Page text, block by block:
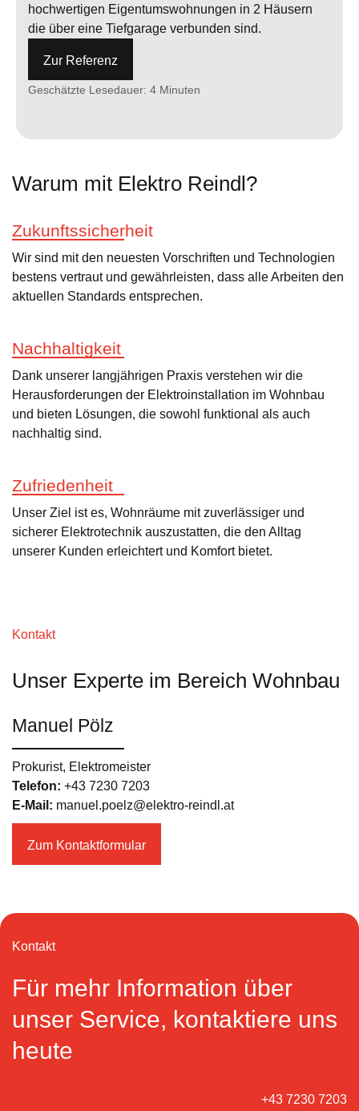
hochwertigen Eigentums­wohnungen in 2 Häusern
die über eine Tiefgarage verbunden sind.
Zur Referenz
Geschätzte Lesedauer: 4 Minuten
Warum mit Elektro Reindl?
Zukunftssicherheit
Wir sind mit den neuesten Vorschriften und Technologien
bestens vertraut und gewährleisten, dass alle Arbeiten den
aktuellen Standards entsprechen.
Nachhaltigkeit
Dank unserer langjährigen Praxis verstehen wir die
Herausforderungen der Elektroinstallation im Wohnbau
und bieten Lösungen, die sowohl funktional als auch
nachhaltig sind.
Zufriedenheit
Unser Ziel ist es, Wohnräume mit zuverlässiger und
sicherer Elektrotechnik auszustatten, die den Alltag
unserer Kunden erleichtert und Komfort bietet.
Kontakt
Unser Experte im Bereich Wohnbau
Manuel Pölz
Prokurist, Elektromeister
Telefon: +43 7230 7203
E-Mail: manuel.poelz@elektro-reindl.at
Zum Kontaktformular
Kontakt
Für mehr Information über
unser Service, kontaktiere uns
heute
+43 7230 7203